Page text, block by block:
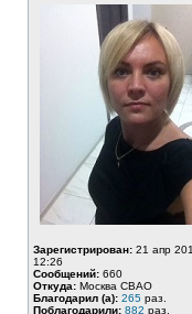
Зарегистрирован: 21 апр
12:26
Сообщений: 660
Откуда: Москва СВАО
Благодарил (а): 265 раз.
Поблагодарили: 882 раз.